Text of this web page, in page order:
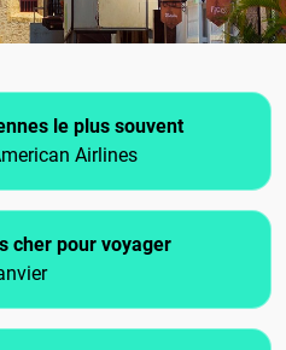
le plus souvent
Airlines
cher pour voyager